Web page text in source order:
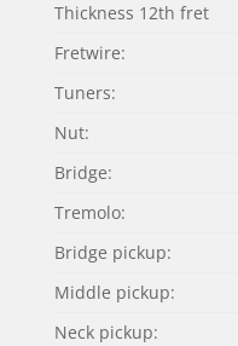
Thickness 12th fret
Fretwire:
Tuners:
Nut:
Bridge:
Tremolo:
Bridge pickup:
Middle pickup:
Neck pickup: